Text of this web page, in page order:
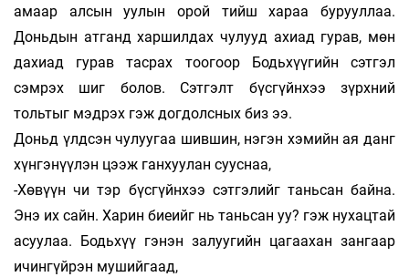
амаар алсын уулын орой тийш хараа бурууллаа.
Доньдын атганд харшилдах чулууд ахиад гурав, мөн
дахиад гурав тасрах тоогоор Бодьхүүгийн сэтгэл
сэмрэх шиг болов. Сэтгэлт бүсгүйнхээ зүрхний
тольтыг мэдрэх гэж догдолсных биз ээ.
Доньд үлдсэн чулуугаа шившин, нэгэн хэмийн ая данг
хүнгэнүүлэн цээж ганхуулан сууснаа,
-Хөвүүн чи тэр бүсгүйнхээ сэтгэлийг таньсан байна.
Энэ их сайн. Харин биеийг нь таньсан уу? гэж нухацтай
асуулаа. Бодьхүү гэнэн залуугийн цагаахан зангаар
ичингүйрэн мушийгаад,